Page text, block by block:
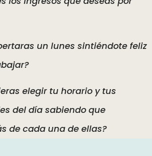
un lunes sintiéndote feliz
elegir tu horario y tus
del día sabiendo que
de cada una de ellas?